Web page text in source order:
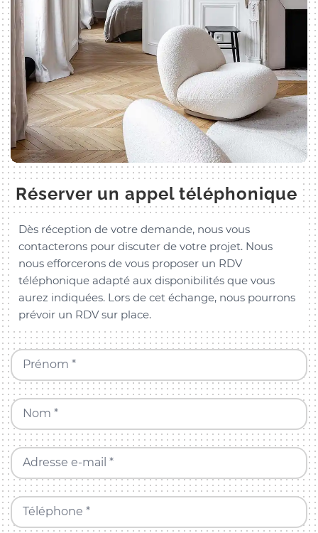
Réserver un appel téléphonique
Dès réception de votre demande, nous vous
contacterons pour discuter de votre projet. Nous
nous efforcerons de vous proposer un RDV
téléphonique adapté aux disponibilités que vous
aurez indiquées. Lors de cet échange, nous pourrons
prévoir un RDV sur place.
Prénom *
Nom *
Adresse e-mail *
Téléphone *